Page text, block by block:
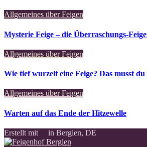
Allgemeines über Feigen
Mysterie Feige – die Überraschungs-
Allgemeines über Feigen
Wie tief wurzelt eine Feige? Das musst
Allgemeines über Feigen
Warten auf das Ende der Hitzewelle
Erstellt mit in Berglen, DE